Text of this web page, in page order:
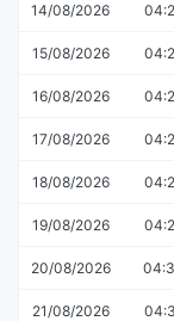
14/08/2026
15/08/2026
16/08/2026
17/08/2026
18/08/2026
19/08/2026
20/08/2026
21/08/2026